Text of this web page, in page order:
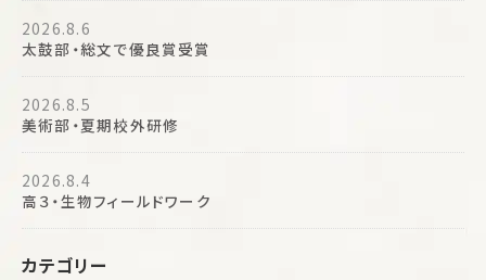
2026.8.6
太鼓部・総文で優良賞受賞
2026.8.5
美術部・夏期校外研修
2026.8.4
高３・生物フィールドワーク
カテゴリー